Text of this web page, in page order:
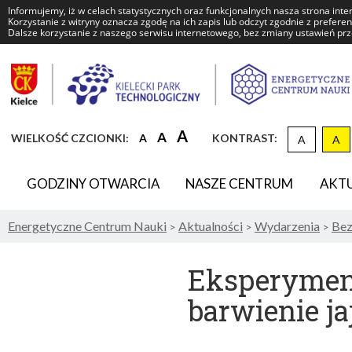
Informujemy, iż w celach statystycznych oraz funkcjonalnych nasza strona
Korzystanie z witryny oznacza zgodę na ich zapis lub odczyt zgodnie z
Dalsze korzystanie z naszego serwisu internetowego, bez zmiany ustawień
Energetyczne
Centrum
WIELKOŚĆ CZCIONKI: A DOMYŚLNY
A WIĘKSZA
A NAJWIĘKSZA
KONTRAST: A A
GODZINY OTWARCIA NASZE CENTRUM
Energetyczne Centrum Nauki > Aktualności > Wydarzenia >
barwienie